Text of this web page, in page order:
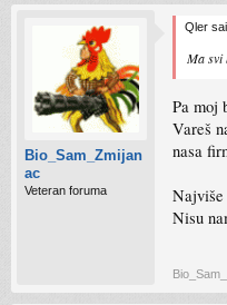
Bio_Sam_Zmijan
ac
Veteran foruma
Qler
Ma svi
Pa moj
Vareš
nasa
Najviše
Nisu